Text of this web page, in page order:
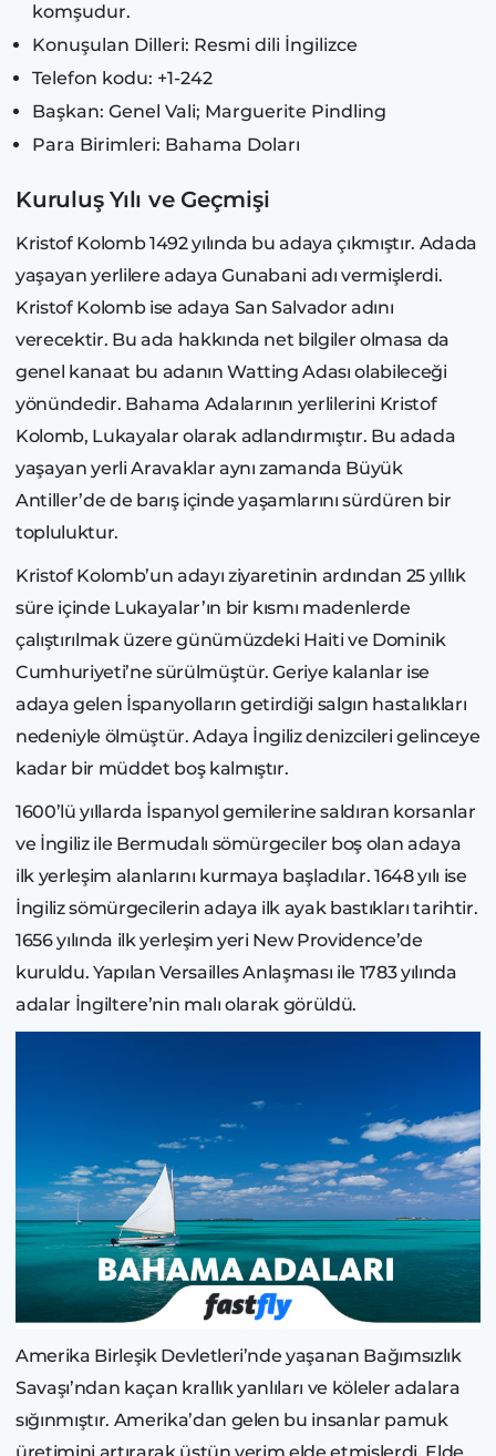
komşudur.
Konuşulan Dilleri: Resmi dili İngilizce
Telefon kodu: +1-242
Başkan: Genel Vali; Marguerite Pindling
Para Birimleri: Bahama Doları
Kuruluş Yılı ve Geçmişi
Kristof Kolomb 1492 yılında bu adaya çıkmıştır. Adada
yaşayan yerlilere adaya Gunabani adı vermişlerdi.
Kristof Kolomb ise adaya San Salvador adını
verecektir. Bu ada hakkında net bilgiler olmasa da
genel kanaat bu adanın Watting Adası olabileceği
yönündedir. Bahama Adalarının yerlilerini Kristof
Kolomb, Lukayalar olarak adlandırmıştır. Bu adada
yaşayan yerli Aravaklar aynı zamanda Büyük
Antiller’de de barış içinde yaşamlarını sürdüren bir
topluluktur.
Kristof Kolomb’un adayı ziyaretinin ardından 25 yıllık
süre içinde Lukayalar’ın bir kısmı madenlerde
çalıştırılmak üzere günümüzdeki Haiti ve Dominik
Cumhuriyeti’ne sürülmüştür. Geriye kalanlar ise
adaya gelen İspanyolların getirdiği salgın hastalıkları
nedeniyle ölmüştür. Adaya İngiliz denizcileri gelinceye
kadar bir müddet boş kalmıştır.
1600’lü yıllarda İspanyol gemilerine saldıran korsanlar
ve İngiliz ile Bermudalı sömürgeciler boş olan adaya
ilk yerleşim alanlarını kurmaya başladılar. 1648 yılı ise
İngiliz sömürgecilerin adaya ilk ayak bastıkları tarihtir.
1656 yılında ilk yerleşim yeri New Providence’de
kuruldu. Yapılan Versailles Anlaşması ile 1783 yılında
adalar İngiltere’nin malı olarak görüldü.
Amerika Birleşik Devletleri’nde yaşanan Bağımsızlık
Savaşı’ndan kaçan krallık yanlıları ve köleler adalara
sığınmıştır. Amerika’dan gelen bu insanlar pamuk
üretimini artırarak üstün verim elde etmişlerdi. Elde